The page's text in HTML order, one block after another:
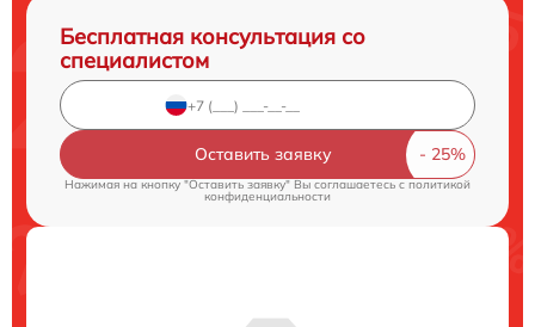
Бесплатная консультация со
специалистом
Оставить заявку
Нажимая на кнопку "Оставить заявку" Вы соглашаетесь cполитикой
конфиденциальности